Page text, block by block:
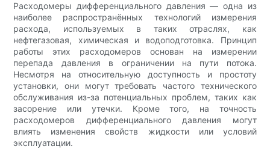
Расходомеры дифференциального давления — одна из
наиболее распространённых технологий измерения
расхода, используемых в таких отраслях, как
нефтегазовая, химическая и водоподготовка. Принцип
работы этих расходомеров основан на измерении
перепада давления в ограничении на пути потока.
Несмотря на относительную доступность и простоту
установки, они могут требовать частого технического
обслуживания из-за потенциальных проблем, таких как
засорение или утечки. Кроме того, на точность
расходомеров дифференциального давления могут
влиять изменения свойств жидкости или условий
эксплуатации.